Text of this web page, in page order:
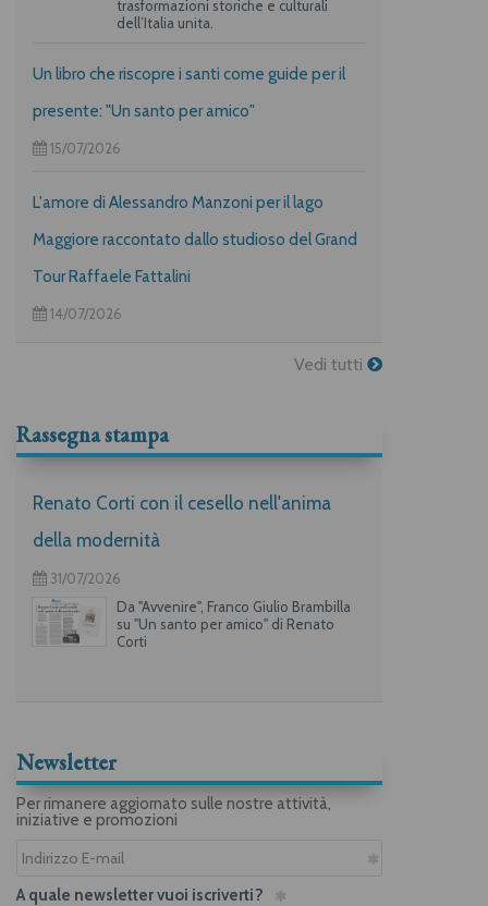
trasformazioni storiche e culturali
dell’Italia unita.
Un libro che riscopre i santi come guide per il
presente: "Un santo per amico"
15/07/2026
L'amore di Alessandro Manzoni per il lago
Maggiore raccontato dallo studioso del Grand
Tour Raffaele Fattalini
14/07/2026
Vedi tutti
Rassegna stampa
Renato Corti con il cesello nell'anima
della modernità
31/07/2026
Da "Avvenire", Franco Giulio Brambilla
su "Un santo per amico" di Renato
Corti
Newsletter
Per rimanere aggiornato sulle nostre attività,
iniziative e promozioni
A quale newsletter vuoi iscriverti?